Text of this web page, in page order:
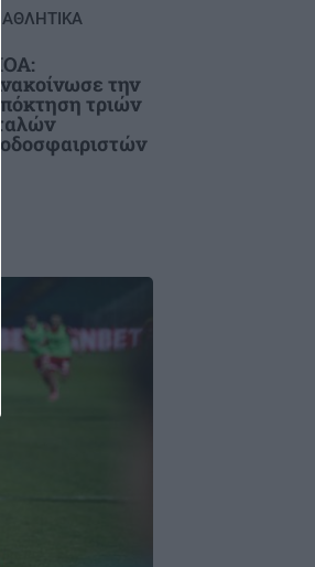
ΑΘΛΗΤΙΚΑ
ΠΟΑ:
Ανακοίνωσε την
απόκτηση τριών
Ιταλών
ποδοσφαιριστών